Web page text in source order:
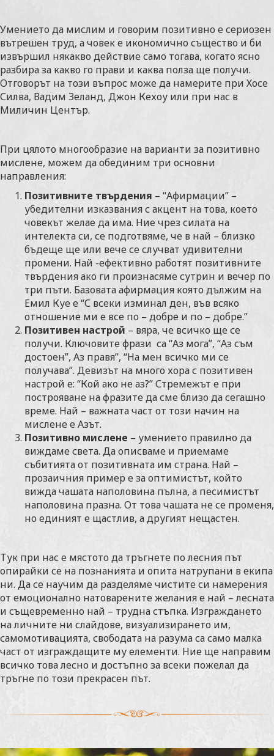
Умението да мислим и говорим позитивно е сериозен
вътрешен труд, а човек е икономично същество и би
извършил някакво действие само тогава, когато ясно
разбира за какво го прави и каква полза ще получи.
Отговорът на този въпрос може да намерите при Хосе
Силва, Вадим Зеланд, Джон Кехоу или при нас в
Миличин Център.
При цялото многообразие на варианти за позитивно
мислене, можем да обединим три основни
направления:
Позитивните твърдения – “Афирмации” –
убедителни изказвания с акцент на това, което
човекът желае да има. Ние чрез силата на
интелекта си, се подготвяме, че в най – близко
бъдеще ще или вече се случват удивителни
промени. Най -ефективно работят позитивните
твърдения ако ги произнасяме сутрин и вечер по
три пъти. Базовата афирмация която дължим на
Емил Куе е “С всеки изминал ден, във всяко
отношение ми е все по – добре и по – добре.”
Позитивен настрой – вяра, че всичко ще се
получи. Ключовите фрази са “Аз мога”, “Аз съм
достоен”, Аз правя”, “На мен всичко ми се
получава”. Девизът на много хора с позитивен
настрой е: “Кой ако не аз?” Стремежът е при
построяване на фразите да сме близо да сегашно
време. Най – важната част от този начин на
мислене е Азът.
Позитивно мислене – умението правилно да
виждаме света. Да описваме и приемаме
събитията от позитивната им страна. Най –
прозаичния пример е за оптимистът, който
вижда чашата наполовина пълна, а песимистът
наполовина празна. От това чашата не се променя,
но единият е щастлив, а другият нещастен.
Тук при нас е мястото да тръгнете по лесния път
опирайки се на познанията и опита натрупани в екипа
ни. Да се научим да разделяме чистите си намерения
от емоционално натоварените желания е най – лесната
и същевременно най – трудна стъпка. Изграждането
на личните ни слайдове, визуализирането им,
самомотивацията, свободата на разума са само малка
част от изграждащите му елементи. Ние ще направим
всичко това лесно и достъпно за всеки пожелал да
тръгне по този прекрасен път.